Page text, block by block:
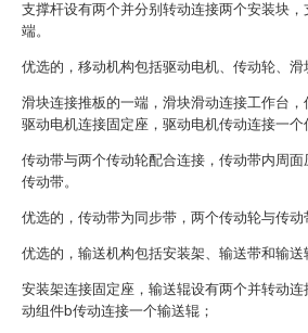
支撑杆设有两个并分别转动连接两个安装块
端。
优选的，移动机构包括驱动电机、传动轮、滑
滑块连接推板的一端，滑块滑动连接工作台
驱动电机连接固定座，驱动电机传动连接一个
传动带与两个传动轮配合连接，传动带内周
传动带。
优选的，传动带为同步带，两个传动轮与传动
优选的，输送机构包括安装架、输送带和输送
安装架连接固定座，输送辊设有两个并转动
动组件b传动连接一个输送辊；